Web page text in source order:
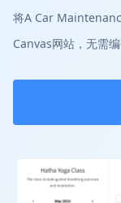
将A Car
Canvas网站，无需编